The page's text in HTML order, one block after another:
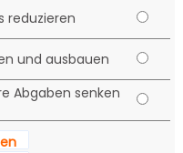
reduzieren
und ausbauen
Abgaben senken